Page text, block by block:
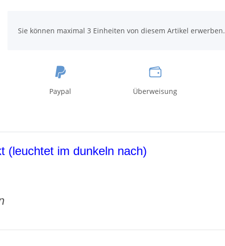
Sie können maximal 3 Einheiten von diesem Artikel erwerben.
Paypal Überweisung
(leuchtet im dunkeln nach)